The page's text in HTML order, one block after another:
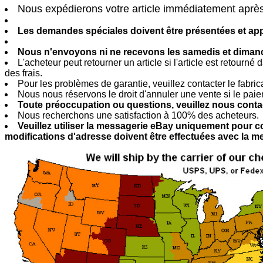
Nous expédierons votre article immédiatement
Les demandes spéciales doivent être présentées et
Nous n'envoyons ni ne recevons les samedis et
L'acheteur peut retourner un article si l'article est
des frais.
Pour les problèmes de garantie, veuillez contacter le
Nous nous réservons le droit d'annuler une vente si le
Toute préoccupation ou questions, veuillez nous
Nous recherchons une satisfaction à 100% des acheteurs.
Veuillez utiliser la messagerie eBay uniquement pour
modifications d'adresse doivent être effectuées avec la